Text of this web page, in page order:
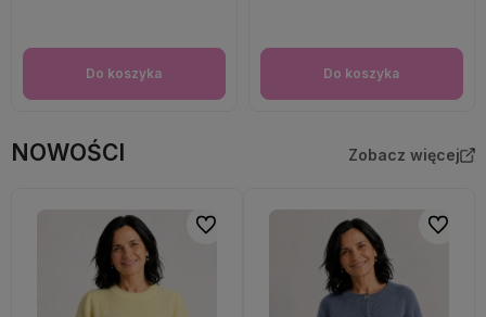
Do koszyka Do koszyka
NOWOŚCI Zobacz więcej
Do ulubionych Do